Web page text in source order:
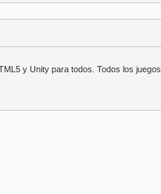
y Unity para todos. Todos los juegos